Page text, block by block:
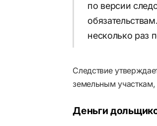
по версии
несколько раз
Следствие
земельным
Деньги